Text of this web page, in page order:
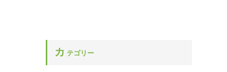
セントジョーンズワート
ボリジ
ルバーブ
カ テゴリー